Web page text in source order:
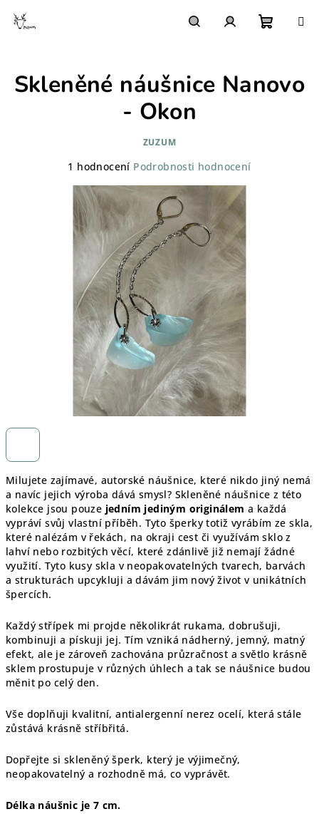
košík
Milujete zajímavé, autorské náušnice, které nikdo jiný nemá
a navíc jejich výroba dává smysl? Skleněné náušnice z této
kolekce jsou pouze jedním jediným originálem a každá
vypráví svůj vlastní příběh. Tyto šperky totiž vyrábím ze skla,
které nalézám v řekách, na okraji cest či využívám sklo z
lahví nebo rozbitých věcí, které zdánlivě již nemají žádné
využití. Tyto kusy skla v neopakovatelných tvarech, barvách
a strukturách upcykluji a dávám jim nový život v unikátních
špercích.
Každý střípek mi projde několikrát rukama, dobrušuji,
kombinuji a pískuji jej. Tím vzniká nádherný, jemný, matný
efekt, ale je zároveň zachována průzračnost a světlo krásně
sklem prostupuje v různých úhlech a tak se náušnice budou
měnit po celý den.
Vše doplňuji kvalitní, antialergenní nerez ocelí, která stále
zůstává krásně stříbřitá.
Dopřejte si skleněný šperk, který je výjimečný,
neopakovatelný a rozhodně má, co vyprávět.
Délka náušnic je 7 cm.
Skleněné náušnice Nanovo
- Okon
ZUZUM
Průměrné
produktu
5,0
hvězdiček.
1 hodnocení Podrobnosti hodnocení